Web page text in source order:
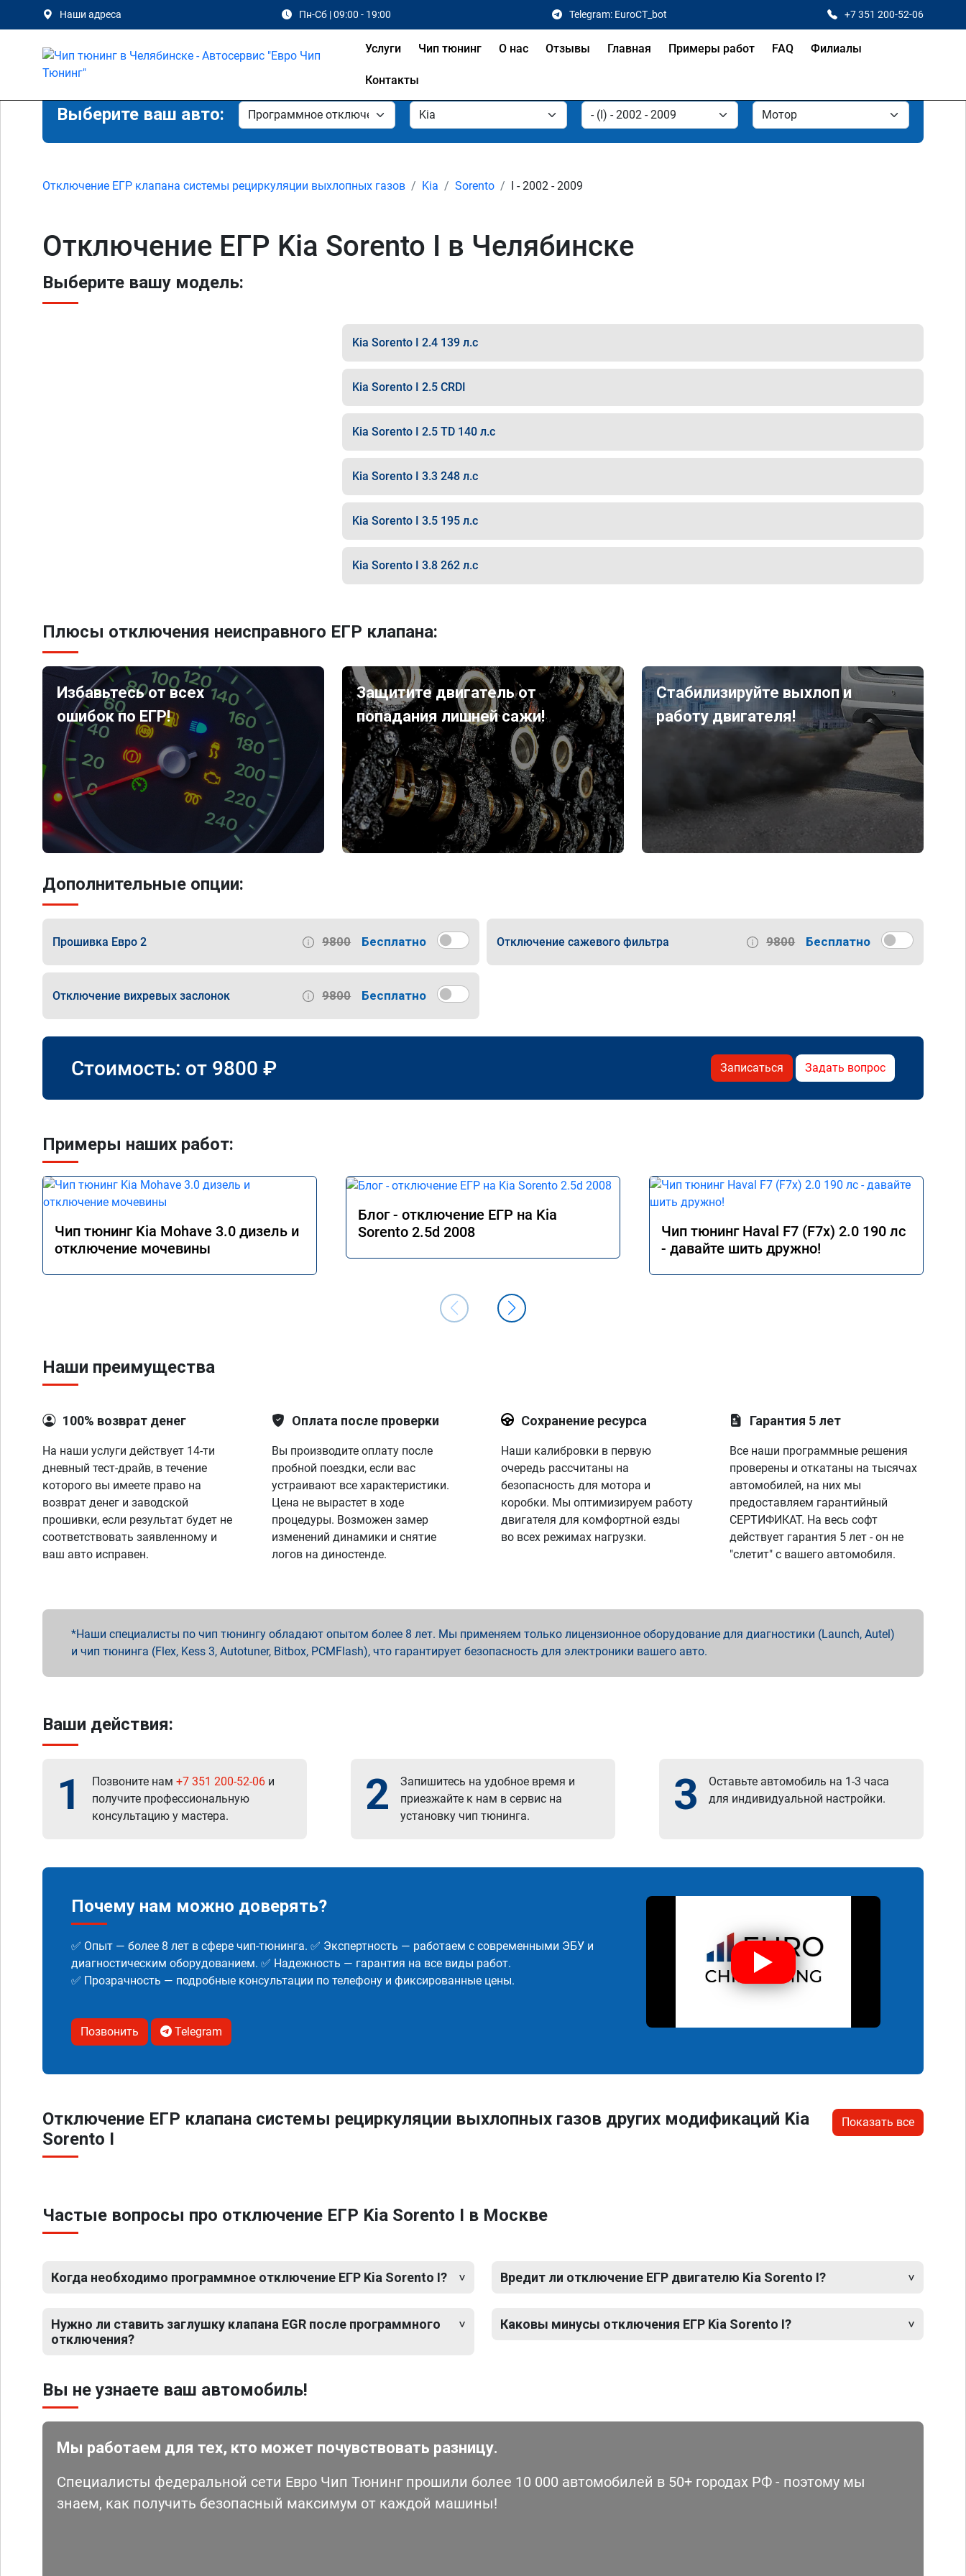
Наши адреса Пн-Сб | 09:00 - 19:00 Telegram: EuroCT_bot +7 351 200-52-06
Услуги Чип тюнинг О нас Отзывы Главная Примеры работ FAQ Филиалы
Контакты
Выберите ваш авто:
Отключение ЕГР клапана системы рециркуляции выхлопных газов Kia Sorento I - 2002 - 2009
Отключение ЕГР Kia Sorento I в Челябинске
Выберите вашу модель:
Kia Sorento I 2.4 139 л.с
Kia Sorento I 2.5 CRDI
Kia Sorento I 2.5 TD 140 л.с
Kia Sorento I 3.3 248 л.с
Kia Sorento I 3.5 195 л.с
Kia Sorento I 3.8 262 л.с
Плюсы отключения неисправного ЕГР клапана:
Избавьтесь от всех
ошибок по ЕГР!
Защитите двигатель от
попадания лишней сажи!
Стабилизируйте выхлоп и
работу двигателя!
Дополнительные опции:
Прошивка Евро 2 9800 Бесплатно Отключение сажевого фильтра 9800 Бесплатно
Отключение вихревых заслонок 9800 Бесплатно
Стоимость: от 9800 ₽ Записаться Задать вопрос
Примеры наших работ:
Чип тюнинг Kia Mohave 3.0 дизель и
отключение мочевины
Блог - отключение ЕГР на Kia
Sorento 2.5d 2008
Чип тюнинг Haval F7 (F7x) 2.0 190 лс
- давайте шить дружно!
Наши преимущества
100% возврат денег
На наши услуги действует 14-ти
дневный тест-драйв, в течение
которого вы имеете право на
возврат денег и заводской
прошивки, если результат будет не
соответствовать заявленному и
ваш авто исправен.
Оплата после проверки
Вы производите оплату после
пробной поездки, если вас
устраивают все характеристики.
Цена не вырастет в ходе
процедуры. Возможен замер
изменений динамики и снятие
логов на диностенде.
Сохранение ресурса
Наши калибровки в первую
очередь рассчитаны на
безопасность для мотора и
коробки. Мы оптимизируем работу
двигателя для комфортной езды
во всех режимах нагрузки.
Гарантия 5 лет
Все наши программные решения
проверены и откатаны на тысячах
автомобилей, на них мы
предоставляем гарантийный
СЕРТИФИКАТ. На весь софт
действует гарантия 5 лет - он не
"слетит" с вашего автомобиля.
Наши специалисты по чип тюнингу обладают опытом более 8 лет. Мы применяем только лицензионное оборудование для диагностики (Launch, Autel)
и чип тюнинга (Flex, Kess 3, Autotuner, Bitbox, PCMFlash), что гарантирует безопасность для электроники вашего авто.
Ваши действия:
1 Позвоните нам +7 351 200-52-06 и
получите профессиональную
консультацию у мастера.
2
Запишитесь на удобное время и
приезжайте к нам в сервис на
установку чип тюнинга.
3
Оставьте автомобиль на 1-3 часа
для индивидуальной настройки.
Почему нам можно доверять?
✅ Опыт — более 8 лет в сфере чип-тюнинга. ✅ Экспертность — работаем с современными ЭБУ и
диагностическим оборудованием. ✅ Надежность — гарантия на все виды работ.
✅ Прозрачность — подробные консультации по телефону и фиксированные цены.
Позвонить Telegram
Отключение ЕГР клапана системы рециркуляции выхлопных газов других модификаций Kia
Sorento I
Показать все
Частые вопросы про отключение ЕГР Kia Sorento I в Москве
Когда необходимо программное отключение ЕГР Kia Sorento I?
Нужно ли ставить заглушку клапана EGR после программного
отключения?
Вредит ли отключение ЕГР двигателю Kia Sorento I?
Каковы минусы отключения ЕГР Kia Sorento I?
Вы не узнаете ваш автомобиль!
Мы работаем для тех, кто может почувствовать разницу.
Специалисты федеральной сети Евро Чип Тюнинг прошили более 10 000 автомобилей в 50+ городах РФ - поэтому мы
знаем, как получить безопасный максимум от каждой машины!